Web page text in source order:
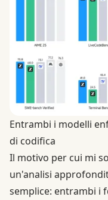
Entrambi i modelli
di codifica
Il motivo per cui mi
un'analisi
semplice: entrambi i